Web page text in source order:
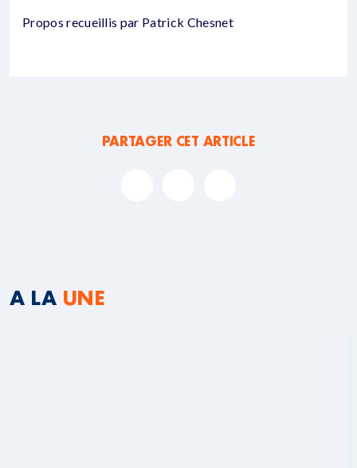
Propos recueillis par Patrick Chesnet
PARTAGER CET ARTICLE
A LA UNE